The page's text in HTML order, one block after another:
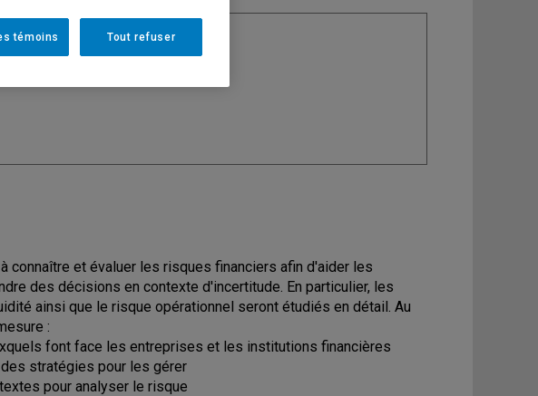
Discipline: Finance
connaître et évaluer les risques financiers afin d'aider les
des décisions en contexte d'incertitude. En particulier, les
ainsi que le risque opérationnel seront étudiés en détail. Au
:
font face les entreprises et les institutions financières
stratégies pour les gérer
pour analyser le risque
Tout refuser
témoins